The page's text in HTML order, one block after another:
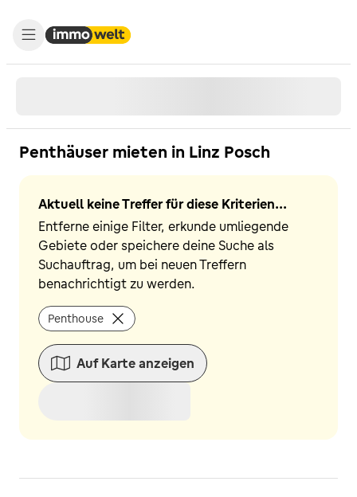
Penthäuser mieten in Linz Posch
Aktuell keine Treffer für diese Kriterien...
Entferne einige Filter, erkunde umliegende
Gebiete oder speichere deine Suche als
Suchauftrag, um bei neuen Treffern
benachrichtigt zu werden.
Penthouse
Auf Karte anzeigen